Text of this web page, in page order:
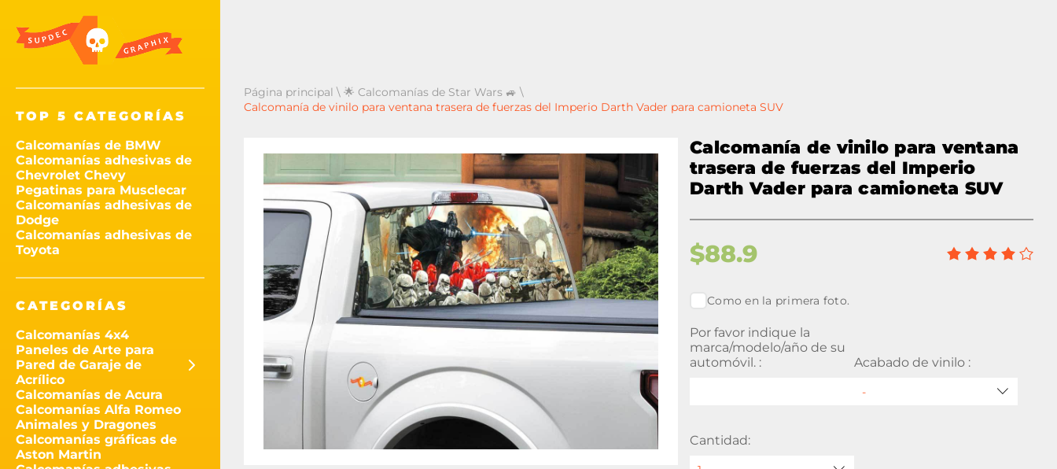
TOP 5 CATEGORÍAS
Calcomanías de BMW
Calcomanías adhesivas de
Chevrolet Chevy
Pegatinas para Musclecar
Calcomanías adhesivas de
Dodge
Calcomanías adhesivas de
Toyota
CATEGORÍAS
Calcomanías 4x4
Paneles de Arte para
Pared de Garaje de
Acrílico
Calcomanías de Acura
Calcomanías Alfa Romeo
Animales y Dragones
Calcomanías gráficas de
Aston Martin
Página principal \ 🌟 Calcomanías de Star Wars 🚙 \
Calcomanía de vinilo para ventana trasera de fuerzas del Imperio Darth Vader para camioneta SUV
Calcomanía de vinilo para ventana
trasera de fuerzas del Imperio
Darth Vader para camioneta SUV
$88.9
Como en la primera foto.
Por favor indique la
marca/modelo/año de su
automóvil. :
Acabado de vinilo :
Cantidad: